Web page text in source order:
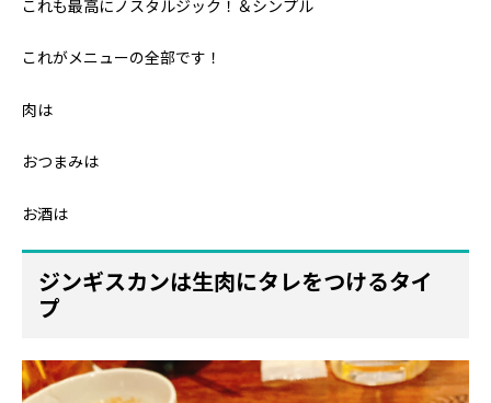
これも最高にノスタルジック！＆シンプル
これがメニューの全部です！
肉は
おつまみは
お酒は
ジンギスカンは生肉にタレをつけるタイ
プ